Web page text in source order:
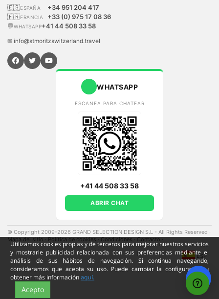
Utilizamos cookies propias y de terceros para mejorar nuestros servicios
y mostrarle publicidad relacionada con sus preferencias mediante el
análisis de sus hábitos de navegación. Si continua navegando,
consideramos que acepta su uso. Puede cambiar la configuración u
obtener más informaciónaquí.
Acepto
🇪🇸ESPAÑA
+34 951 204 417
🇫🇷FRANCIA
+33 (0) 975 17 08 36
💬WHATSAPP+41 44 508 33 58
✉ info@stmoritzswitzerland.travel
WHATSAPP
ESCANEA PARA CHATEAR
+41 44 508 33 58
ABRIR CHAT
© Copyright 2009-2026 GRAND SELECTION DESIGN S.L - All Rights Reserved ·
Mapa del sitio
Política de cookies Condiciones Contacto
ESP